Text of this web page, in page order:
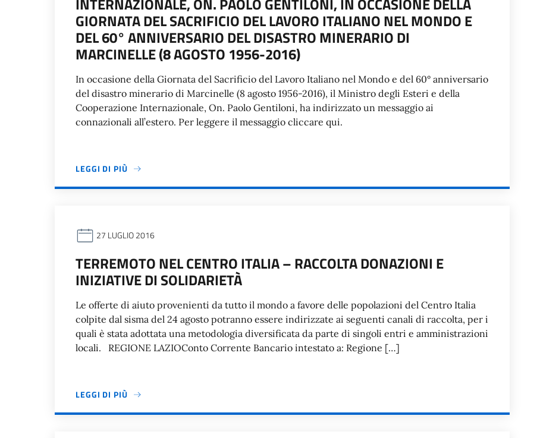
GIORNATA DEL SACRIFICIO DEL LAVORO ITALIANO NEL MONDO E
DEL 60° ANNIVERSARIO DEL DISASTRO MINERARIO DI
MARCINELLE (8 AGOSTO 1956-2016)
In occasione della Giornata del Sacrificio del Lavoro Italiano nel Mondo e del 60° anniversario
del disastro minerario di Marcinelle (8 agosto 1956-2016), il Ministro degli Esteri e della
Cooperazione Internazionale, On. Paolo Gentiloni, ha indirizzato un messaggio ai
connazionali all’estero. Per leggere il messaggio cliccare qui.
LEGGI DI PIÙ
27 LUGLIO 2016
TERREMOTO NEL CENTRO ITALIA – RACCOLTA DONAZIONI E
INIZIATIVE DI SOLIDARIETÀ
Le offerte di aiuto provenienti da tutto il mondo a favore delle popolazioni del Centro Italia
colpite dal sisma del 24 agosto potranno essere indirizzate ai seguenti canali di raccolta, per i
quali è stata adottata una metodologia diversificata da parte di singoli entri e amministrazioni
locali. REGIONE LAZIOConto Corrente Bancario intestato a: Regione […]
LEGGI DI PIÙ